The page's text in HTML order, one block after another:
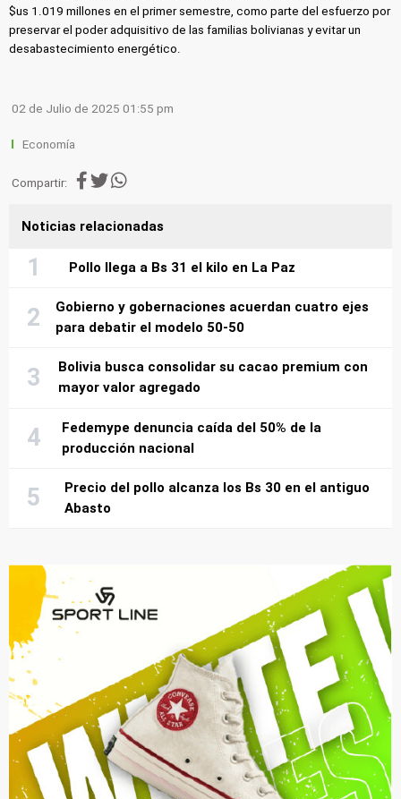
$us 1.019 millones en el primer semestre, como parte del esfuerzo por
preservar el poder adquisitivo de las familias bolivianas y evitar un
desabastecimiento energético.
02 de Julio de 2025 01:55 pm
Economía
Compartir:
Noticias relacionadas
Pollo llega a Bs 31 el kilo en La Paz
Gobierno y gobernaciones acuerdan cuatro ejes
para debatir el modelo 50-50
Bolivia busca consolidar su cacao premium con
mayor valor agregado
Fedemype denuncia caída del 50% de la
producción nacional
Precio del pollo alcanza los Bs 30 en el antiguo
Abasto